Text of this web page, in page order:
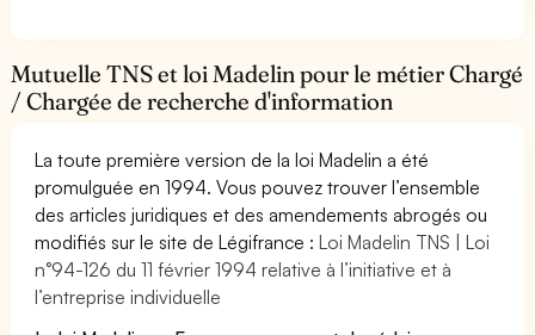
Mutuelle TNS et loi Madelin pour le métier Chargé
/ Chargée de recherche d'information
La toute première version de la loi Madelin a été
promulguée en 1994. Vous pouvez trouver l’ensemble
des articles juridiques et des amendements abrogés ou
modifiés sur le site de Légifrance :Loi Madelin TNS | Loi
n°94-126 du 11 février 1994 relative à l’initiative et à
l’entreprise individuelle